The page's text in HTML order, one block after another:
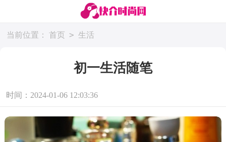
当前位置： 首页 > 生活
初一生活随笔
时间：2024-01-06 12:03:36